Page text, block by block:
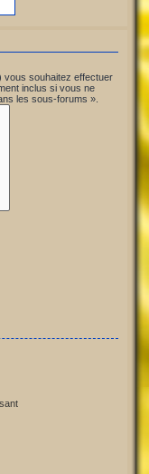
vous souhaitez effectuer
inclus si vous ne
les sous-forums ».